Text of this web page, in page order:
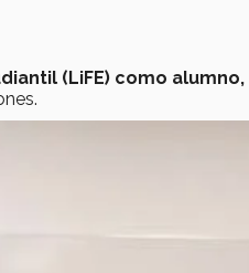
(LiFE) como